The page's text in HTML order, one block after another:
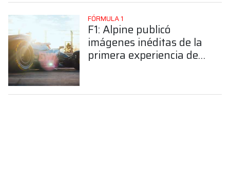
FÓRMULA 1
F1: Alpine publicó
imágenes inéditas de la
primera experiencia de